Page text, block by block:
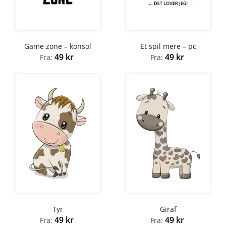
Game zone – konsol
Fra: 49 kr
Et spil mere – pc
Fra: 49 kr
Tyr
Fra: 49 kr
Giraf
Fra: 49 kr